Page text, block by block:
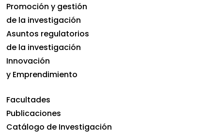
Promoción y gestión
de la investigación
Asuntos regulatorios
de la investigación
Innovación
y Emprendimiento
Facultades
Publicaciones
Catálogo de Investigación